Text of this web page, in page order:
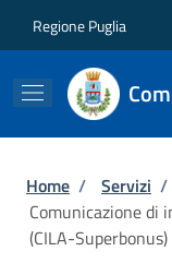
Regione Puglia
Briciole
Home / Servizi /
Comunicazione di
(CILA-Superbonus)